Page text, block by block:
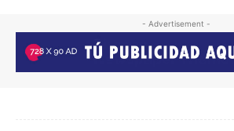
- Advertisement -